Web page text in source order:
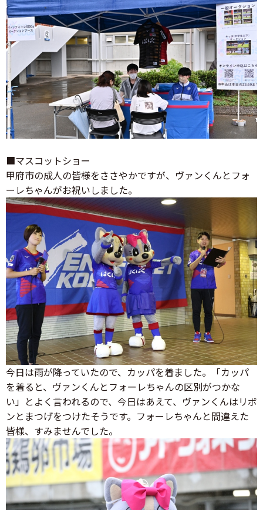
■マスコットショー
甲府市の成人の皆様をささやかですが、ヴァンくんとフォ
ーレちゃんがお祝いしました。
今日は雨が降っていたので、カッパを着ました。「カッパ
を着ると、ヴァンくんとフォーレちゃんの区別がつかな
い」とよく言われるので、今日はあえて、ヴァンくんはリボ
ンとまつげをつけたそうです。フォーレちゃんと間違えた
皆様、すみませんでした。